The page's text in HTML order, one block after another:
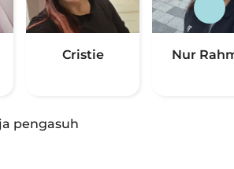
Cristie Nur
pengasuh